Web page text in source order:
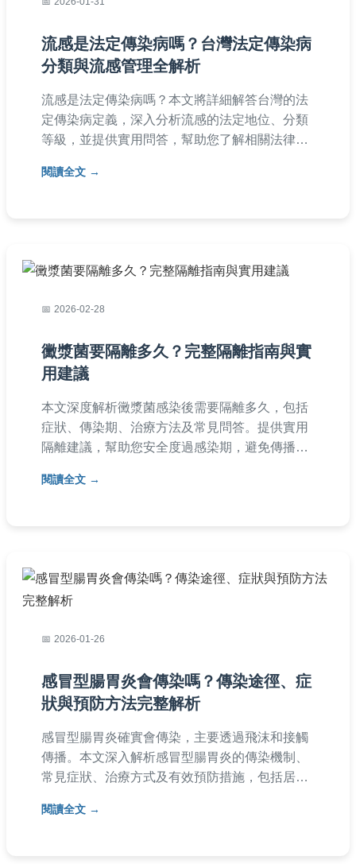
流感是法定傳染病嗎？台灣法定傳染病
分類與流感管理全解析
流感是法定傳染病嗎？本文將詳細解答台灣的法
定傳染病定義，深入分析流感的法定地位、分類
等級，並提供實用問答，幫助您了解相關法律、
閱讀全文
2026-02-28
黴漿菌要隔離多久？完整隔離指南與實
用建議
本文深度解析黴漿菌感染後需要隔離多久，包括
症狀、傳染期、治療方法及常見問答。提供實用
隔離建議，幫助您安全度過感染期，避免傳播給
閱讀全文
2026-01-26
感冒型腸胃炎會傳染嗎？傳染途徑、症
狀與預防方法完整解析
感冒型腸胃炎確實會傳染，主要透過飛沫和接觸
傳播。本文深入解析感冒型腸胃炎的傳染機制、
常見症狀、治療方式及有效預防措施，包括居家
護家人健康。文中還提供常見問答，解答潛伏
閱讀全文